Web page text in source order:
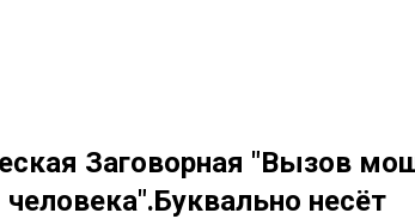
Заговорная "Вызов
несёт